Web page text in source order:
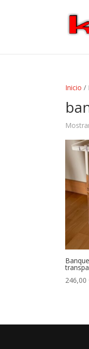
Inicio /
246,00